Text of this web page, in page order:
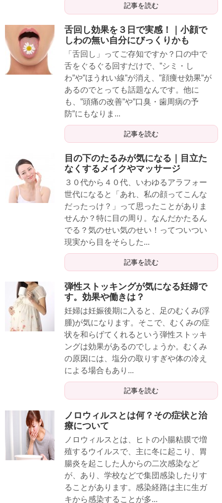
記事を読む
舌回し効果を３日で実感！｜小顔で
しわの無い自分にびっくりかも
「舌回し」ってご存知ですか？口の中で
舌をぐるぐる回すだけで、”シミ・し
わ”や”ほうれい線”が消え、”顔痩せ効果”が
あるのでとっても話題なんです。他に
も、”頭痛の改善”や”口臭・歯周病の予
防”にもなりま...
記事を読む
目の下のたるみが気になる｜目立た
なくするメイクやマッサージ
３０代から４０代、いわゆるアラフォー
世代になると「あれ、私の顔ってこんな
だったっけ？」って思ったことがありま
せんか？特に目の周り。なんだかたるん
でる？気のせい気のせい！ってついつい
現実から目をそらした...
記事を読む
弾性ストッキングが気になる妊婦で
す。効果や働きは？
妊婦は妊娠後期に入ると、足のむくみ(浮
腫)が気になります。そこで、むくみの症
状を和らげてくれるという弾性ストッキ
ングは効果があるのでしょうか。むくみ
の原因には、塩分の取りすぎや体の冷え
による場合もあり...
記事を読む
ノロウィルスとは何？その症状と治
療について
ノロウィルスとは、ヒトの小腸粘膜で増
殖するウイルスで、主に冬に起こり、胃
腸炎を起こした人からの二次感染など
が、あり、学校などで集団感染したりす
ることがあります。感染経路は主に生ガ
キから感染することが多...